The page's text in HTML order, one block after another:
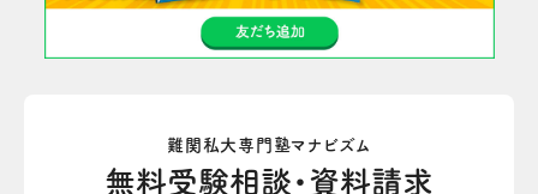
難関私大専門塾マナビズム
無料受験相談・資料請求